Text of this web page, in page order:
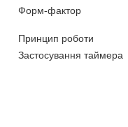
Форм-фактор
Принцип роботи
Застосування таймера